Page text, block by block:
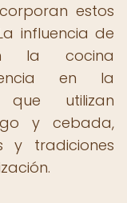
estos
influencia de
la cocina
en la
utilizan
y cebada,
y tradiciones